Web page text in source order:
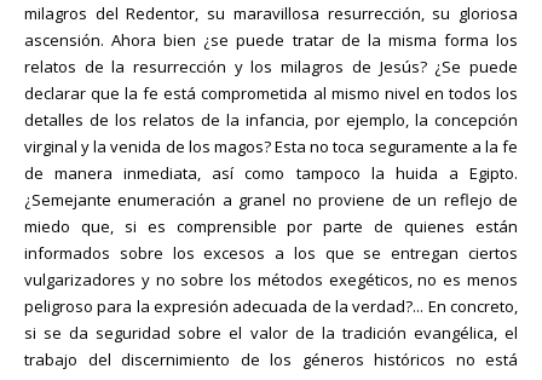
milagros del Redentor, su maravillosa resurrección, su gloriosa
ascensión. Ahora bien ¿se puede tratar de la misma forma los
relatos de la resurrección y los milagros de Jesús? ¿Se puede
declarar que la fe está comprometida al mismo nivel en todos los
detalles de los relatos de la infancia, por ejemplo, la concepción
virginal y la venida de los magos? Esta no toca seguramente a la fe
de manera inmediata, así como tampoco la huida a Egipto.
¿Semejante enumeración a granel no proviene de un reflejo de
miedo que, si es comprensible por parte de quienes están
informados sobre los excesos a los que se entregan ciertos
vulgarizadores y no sobre los métodos exegéticos, no es menos
peligroso para la expresión adecuada de la verdad?... En concreto,
si se da seguridad sobre el valor de la tradición evangélica, el
trabajo del discernimiento de los géneros históricos no está